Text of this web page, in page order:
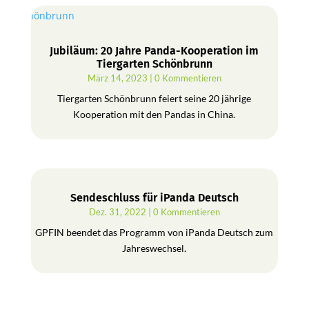
Jubiläum: 20 Jahre Panda-Kooperation im
Tiergarten Schönbrunn
März 14, 2023 | 0 Kommentieren
Tiergarten Schönbrunn feiert seine 20 jährige
Kooperation mit den Pandas in China.
Sendeschluss für iPanda Deutsch
Dez. 31, 2022 | 0 Kommentieren
GPFIN beendet das Programm von iPanda Deutsch zum
Jahreswechsel.